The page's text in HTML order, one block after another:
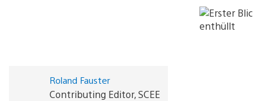
Roland Fauster
Contributing Editor, SCEE